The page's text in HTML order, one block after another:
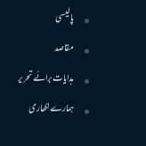
پالیسی
مقاصد
ہدایات برائے تحریر
ہمارے لکھاری